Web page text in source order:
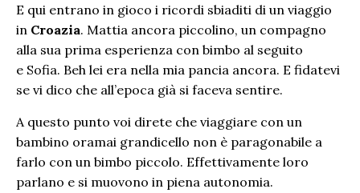
E qui entrano in gioco i ricordi sbiaditi di un viaggio
in Croazia. Mattia ancora piccolino, un compagno
alla sua prima esperienza con bimbo al seguito
e Sofia. Beh lei era nella mia pancia ancora. E fidatevi
se vi dico che all’epoca già si faceva sentire.
A questo punto voi direte che viaggiare con un
bambino oramai grandicello non è paragonabile a
farlo con un bimbo piccolo. Effettivamente loro
parlano e si muovono in piena autonomia.